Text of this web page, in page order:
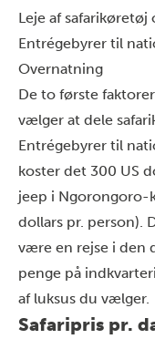
Leje af
Entrégebyrer til
Overnatning
De to første
vælger at dele
Entrégebyrer til
koster det 300 US
jeep i Ngorongoro-
dollars pr. person).
være en rejse i den
penge på
af luksus du vælger.
Safaripris pr.